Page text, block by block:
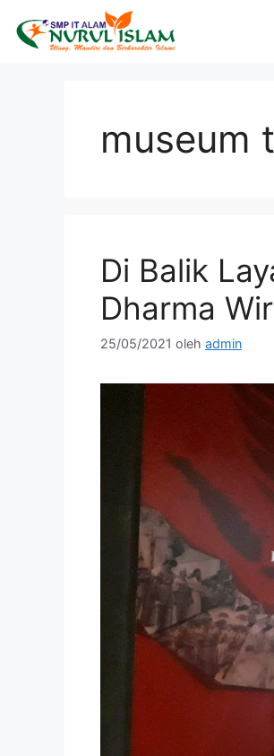
museum
Di Balik
Dharma
25/05/2021 oleh admin